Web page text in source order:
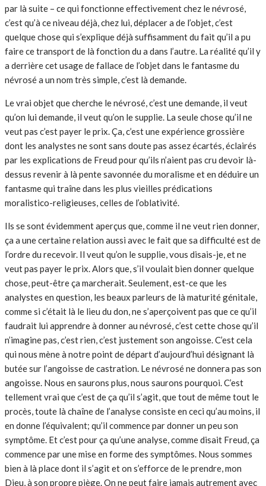
par là suite – ce qui fonctionne effectivement chez le névrosé,
c’est qu’à ce niveau déjà, chez lui, déplacer a de l’objet, c’est
quelque chose qui s’explique déjà suffisamment du fait qu’il a pu
faire ce transport de là fonction du a dans l’autre. La réalité qu’il y
a derrière cet usage de fallace de l’objet dans le fantasme du
névrosé a un nom très simple, c’est là demande.
Le vrai objet que cherche le névrosé, c’est une demande, il veut
qu’on lui demande, il veut qu’on le supplie. La seule chose qu’il ne
veut pas c’est payer le prix. Ça, c’est une expérience grossière
dont les analystes ne sont sans doute pas assez écartés, éclairés
par les explications de Freud pour qu’ils n’aient pas cru devoir là-
dessus revenir à là pente savonnée du moralisme et en déduire un
fantasme qui traîne dans les plus vieilles prédications
moralistico-religieuses, celles de l’oblativité.
Ils se sont évidemment aperçus que, comme il ne veut rien donner,
ça a une certaine relation aussi avec le fait que sa difficulté est de
l’ordre du recevoir. Il veut qu’on le supplie, vous disais-je, et ne
veut pas payer le prix. Alors que, s’il voulait bien donner quelque
chose, peut-être ça marcherait. Seulement, est-ce que les
analystes en question, les beaux parleurs de là maturité génitale,
comme si c’était là le lieu du don, ne s’aperçoivent pas que ce qu’il
faudrait lui apprendre à donner au névrosé, c’est cette chose qu’il
n’imagine pas, c’est rien, c’est justement son angoisse. C’est cela
qui nous mène à notre point de départ d’aujourd’hui désignant là
butée sur l’angoisse de castration. Le névrosé ne donnera pas son
angoisse. Nous en saurons plus, nous saurons pourquoi. C’est
tellement vrai que c’est de ça qu’il s’agit, que tout de même tout le
procès, toute là chaîne de l’analyse consiste en ceci qu’au moins, il
en donne l’équivalent; qu’il commence par donner un peu son
symptôme. Et c’est pour ça qu’une analyse, comme disait Freud, ça
commence par une mise en forme des symptômes. Nous sommes
bien à là place dont il s’agit et on s’efforce de le prendre, mon
Dieu, à son propre piège. On ne peut faire jamais autrement avec